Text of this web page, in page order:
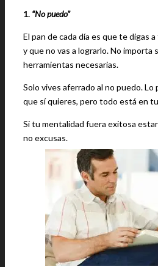
1. “No puedo”
El pan de cada día es que te digas
y que no vas a lograrlo. No importa
herramientas necesarias.
Solo vives aferrado al no puedo. Lo
que sí quieres, pero todo está en
Si tu mentalidad fuera exitosa
no excusas.